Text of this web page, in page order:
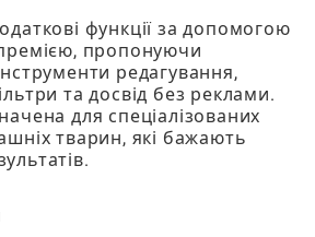
функції за допомогою
пропонуючи
редагування,
та досвід без реклами.
для спеціалізованих
тварин, які бажають